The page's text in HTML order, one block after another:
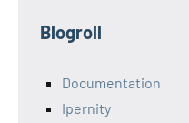
Blogroll
Documentation
Ipernity